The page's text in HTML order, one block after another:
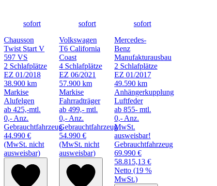
sofort
Chausson
Twist Start V
597 VS
2 Schlafplätze
EZ 01/2018
38.900 km
Markise
Alufelgen
ab 425,-mtl.
0,- Anz.
Gebrauchtfahrzeug
44.990 €
(MwSt. nicht
ausweisbar)
sofort
Volkswagen
T6 California
Coast
4 Schlafplätze
EZ 06/2021
57.900 km
Markise
Fahrradträger
ab 499,- mtl.
0,- Anz.
Gebrauchtfahrzeug
54.990 €
(MwSt. nicht
ausweisbar)
sofort
Mercedes-
Benz
Manufakturausbau
2 Schlafplätze
EZ 01/2017
49.590 km
Anhängerkupplung
Luftfeder
ab 855- mtl.
0,- Anz.
MwSt.
ausweisbar!
Gebrauchtfahrzeug
69.990 €
58.815,13 €
Netto (19 %
MwSt.)